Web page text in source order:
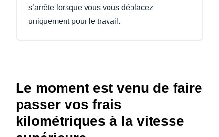
s’arrête lorsque vous vous déplacez
uniquement pour le travail.
Le moment est venu de faire
passer vos frais
kilométriques à la vitesse